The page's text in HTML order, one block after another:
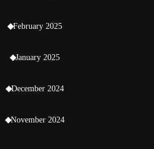
February 2025
January 2025
December 2024
November 2024